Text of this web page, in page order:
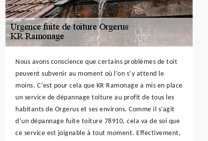
Nous avons conscience que certains problèmes de toit
peuvent subvenir au moment où l’on s’y attend le
moins. C’est pour cela que KR Ramonage a mis en place
un service de dépannage toiture au profit de tous les
habitants de Orgerus et ses environs. Comme il s’agit
d’un dépannage fuite toiture 78910, cela va de soi que
ce service est joignable à tout moment. Effectivement,